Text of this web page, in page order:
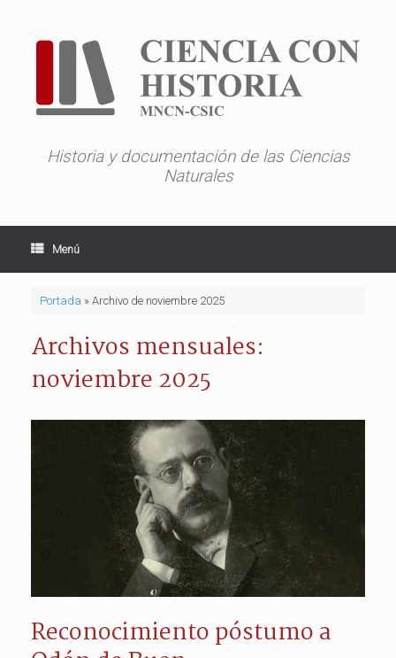
contenido
Historia y documentación de las Ciencias
Naturales
Menú
Portada » Archivo de noviembre 2025
Archivos mensuales:
noviembre 2025
Reconocimiento póstumo a